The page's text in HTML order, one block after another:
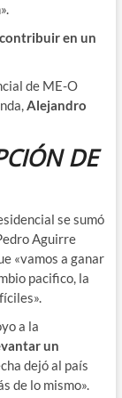
contribuir en un
de ME-O
Alejandro
DE
se sumó
Aguirre
«vamos a ganar
pacifico, la
a la
un
dejó al país
de lo mismo».